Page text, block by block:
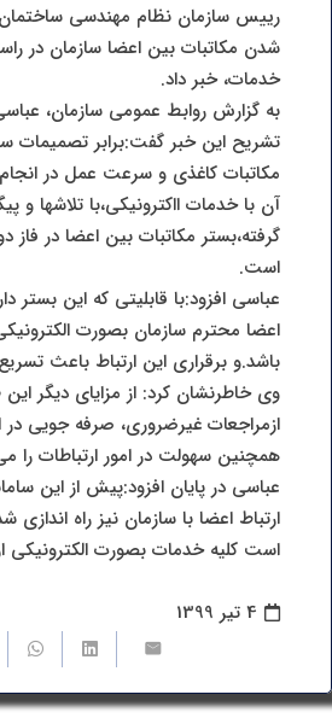
رییس سازمان نظام مهندسی ساختمان
شدن مکاتبات بین اعضا سازمان در
خدمات، خبر داد.
به گزارش روابط عمومی سازمان،
تشریح این خبر گفت:برابر تصمیمات
مکاتبات کاغذی و سرعت عمل در
آن با خدمات ااکترونیکی،با تلاشها
گرفته،بستر مکاتبات بین اعضا در فاز
است.
عباسی افزود:با قابلیتی که این بستر
اعضا محترم سازمان بصورت
باشد.و برقراری این ارتباط باعث
وی خاطرنشان کرد: از مزایای دیگر
ازمراجعات غیرضروری، صرفه جویی در
همچنین سهولت در امور ارتباطات را
عباسی در پایان افزود:پیش از این
ارتباط اعضا با سازمان نیز راه
است کلیه خدمات بصورت الکترونیکی
4 تیر 1399